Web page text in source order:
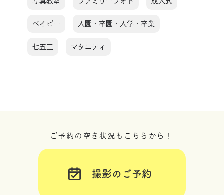
ベイビー 入園・卒園・入学・卒業
七五三 マタニティ
ご予約の空き状況もこちらから！
撮影のご予約